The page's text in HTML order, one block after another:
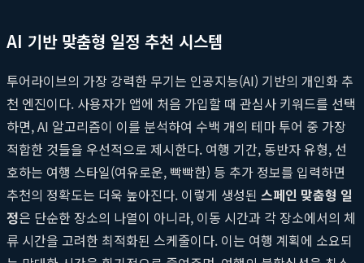
AI 기반 맞춤형 일정 추천 시스템
투어라이브의 가장 강력한 무기는 인공지능(AI) 기반의 개인화 추
천 엔진이다. 사용자가 앱에 처음 가입할 때 관심사 키워드를 선택
하면, AI 알고리즘이 이를 분석하여 수백 개의 테마 투어 중 가장
적합한 것들을 우선적으로 제시한다. 여행 기간, 동반자 유형, 선
호하는 여행 스타일(여유로운, 빡빡한) 등 추가 정보를 입력하면
추천의 정확도는 더욱 높아진다. 이렇게 생성된 스페인 맞춤형 일
정은 단순한 장소의 나열이 아니라, 이동 시간과 각 장소에서의 체
류 시간을 고려한 최적화된 스케줄이다. 이는 여행 계획에 소요되